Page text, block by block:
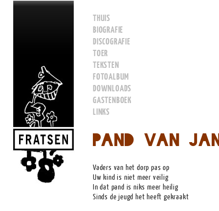
THUIS
BIOGRAFIE
DISCOGRAFIE
TOER
TEKSTEN
FOTOALBUM
DOWNLOADS
GASTENBOEK
LINKS
Pand van
Vaders van het dorp pas op
Uw kind is niet meer veilig
In dat pand is niks meer heilig
Sinds de jeugd het heeft gekraakt